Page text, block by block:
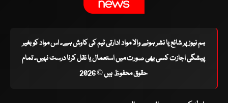
ہم نیوز پر شائع یا نشر ہونے والا مواد ادارتی ٹیم کی کاوش ہے۔ اس مواد کو بغیر
پیشگی اجازت کسی بھی صورت میں استعمال یا نقل کرنا درست نہیں۔ تمام
حقوق محفوظ ہیں © 2026